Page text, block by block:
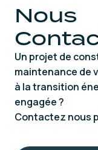
Nous
Un projet de
maintenance de
à la transition
engagée ?
Contactez nous